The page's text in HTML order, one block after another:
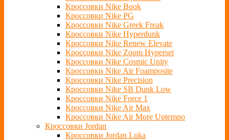
Кроссовки Nike Book
Кроссовки Nike PG
Кроссовки Nike Greek Freak
Кроссовки Nike Hyperdunk
Кроссовки Nike Renew Elevate
Кроссовки Nike Zoom Hyperset
Кроссовки Nike Cosmic Unity
Кроссовки Nike Air Foamposite
Кроссовки Nike Precision
Кроссовки Nike SB Dunk Low
Кроссовки Nike Force 1
Кроссовки Nike Air Max
Кроссовки Nike Air More Uptempo
Кроссовки Jordan
Кроссовки Jordan Luka